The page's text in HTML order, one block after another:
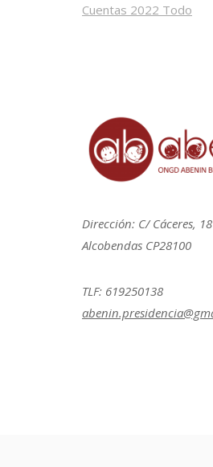
Cuentas 2022 Todo
Dirección: C/ Cáceres,
Alcobendas CP28100
TLF: 619250138